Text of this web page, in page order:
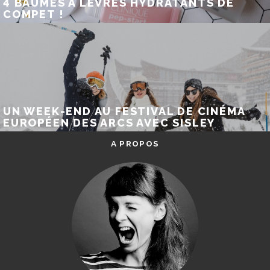
4 BAUMES À LÈVRES HYDRATANTS DE
COMPET !
UN WEEK-END AU FESTIVAL DE CINÉMA
EUROPÉEN DES ARCS AVEC SISLEY
A PROPOS